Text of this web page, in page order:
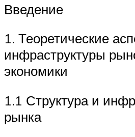
Введение
1. Теоретические
инфраструктуры
экономики
1.1 Структура и
рынка